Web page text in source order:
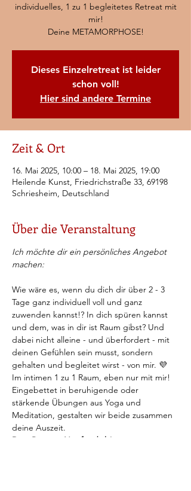
individuelles, 1 zu 1 begleitetes Retreat mit
mir!
Deine METAMORPHOSE!
Dieses Einzelretreat ist leider
schon voll!
Hier sind andere Termine
Zeit & Ort
16. Mai 2025, 10:00 – 18. Mai 2025, 19:00
Heilende Kunst, Friedrichstraße 33, 69198
Schriesheim, Deutschland
Über die Veranstaltung
Ich möchte dir ein persönliches Angebot
machen:
Wie wäre es, wenn du dich dir über 2 - 3
Tage ganz individuell voll und ganz
zuwenden kannst!? In dich spüren kannst
und dem, was in dir ist Raum gibst? Und
dabei nicht alleine - und überfordert - mit
deinen Gefühlen sein musst, sondern
gehalten und begleitet wirst - von mir. 💜
Im intimen 1 zu 1 Raum, eben nur mit mir!
Eingebettet in beruhigende oder
stärkende Übungen aus Yoga und
Meditation, gestalten wir beide zusammen
deine Auszeit.
Dein Retreat. Nur für dich!